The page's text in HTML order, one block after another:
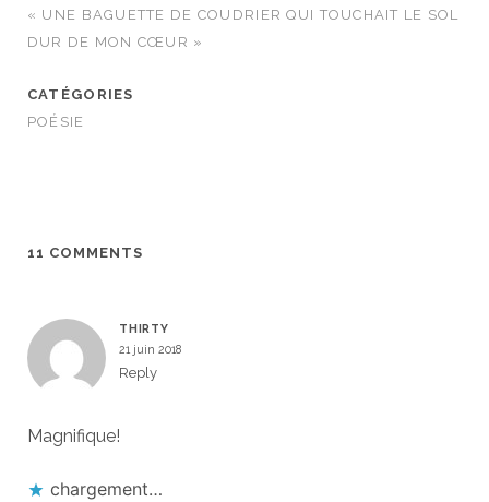
« UNE BAGUETTE DE COUDRIER QUI TOUCHAIT LE SOL
DUR DE MON CŒUR »
CATÉGORIES
POÉSIE
11 COMMENTS
THIRTY
21 juin 2018
Reply
Magnifique!
chargement…